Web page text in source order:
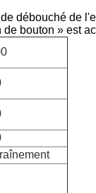
débouché de
bouton » est